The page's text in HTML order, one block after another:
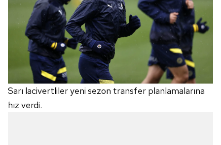
Sarı lacivertliler yeni sezon transfer planlamalarına
hız verdi.